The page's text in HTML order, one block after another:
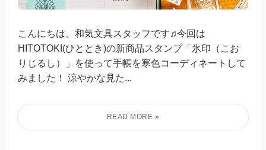
こんにちは、和気文具スタッフです♫今回は
HITOTOKI(ひととき)の新商品スタンプ「氷印（こお
りじるし）」を使って手帳を寒色コーディネートして
みました！ 涼やかな見た...